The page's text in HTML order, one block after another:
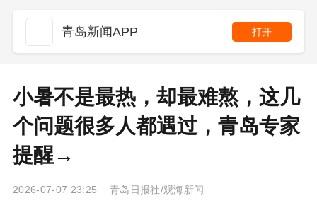
青岛新闻APP 打开
小暑不是最热，却最难熬，这几
个问题很多人都遇过，青岛专家
提醒→
2026-07-07 23:25 青岛日报社/观海新闻